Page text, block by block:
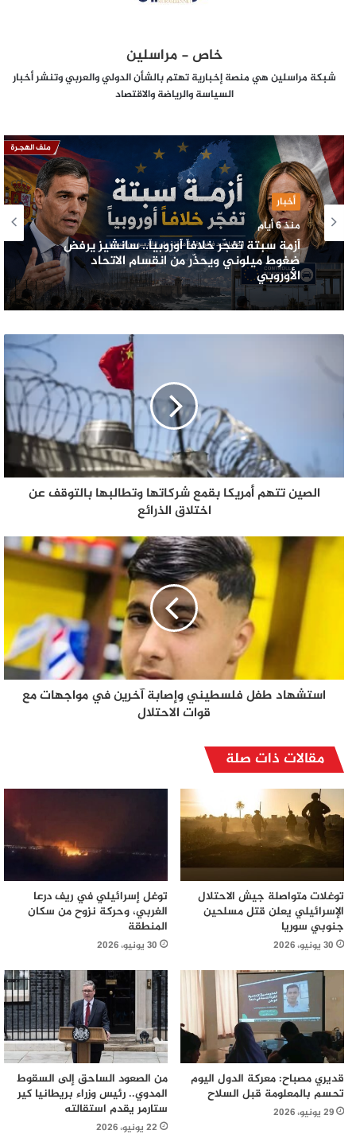
خاص - مراسلين
شبكة مراسلين هي منصة إخبارية تهتم بالشأن الدولي والعربي وتنشر أخبار
السياسة والرياضة والاقتصاد
أخبار
منذ 6 أيام
أزمة سبتة تفجّر خلافاً أوروبياً.. سانشيز يرفض
ضغوط ميلوني ويحذّر من انقسام الاتحاد
الأوروبي
الصين تتهم أمريكا بقمع شركاتها وتطالبها بالتوقف عن
اختلاق الذرائع
استشهاد طفل فلسطيني وإصابة آخرين في مواجهات مع
قوات الاحتلال
مقالات ذات صلة
توغلات متواصلة جيش الاحتلال
الإسرائيلي يعلن قتل مسلحين
جنوبي سوريا
30 يونيو، 2026
توغل إسرائيلي في ريف درعا
الغربي، وحركة نزوح من سكان
المنطقة
30 يونيو، 2026
قديري مصباح: معركة الدول اليوم
تحسم بالمعلومة قبل السلاح
29 يونيو، 2026
من الصعود الساحق إلى السقوط
المدوي.. رئيس وزراء بريطانيا كير
ستارمر يقدم استقالته
22 يونيو، 2026